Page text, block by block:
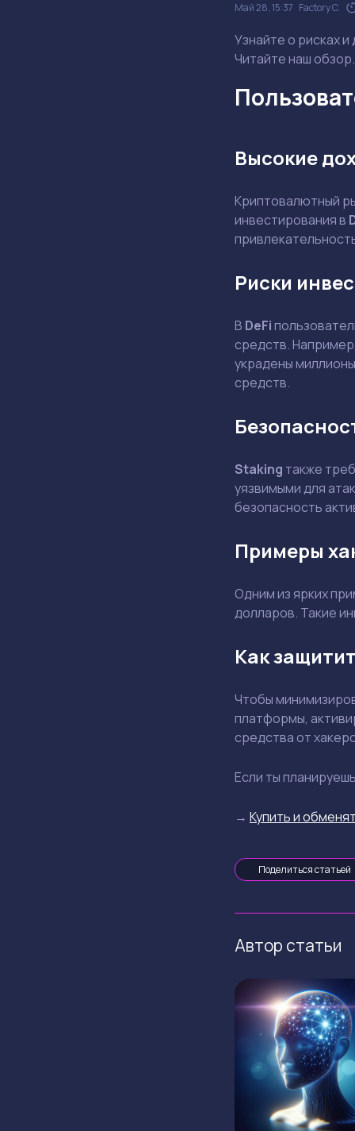
Май 28, 15:37 Factory C.
Узнайте о рисках
Читайте наш обзор.
Высокие
Криптовалютный
инвестирования в
Риски
В DeFi
средств.
украдены
средств.
Staking также
уязвимыми для
безопасность
Примеры
Одним из ярких
долларов. Такие
Как
Чтобы
платформы,
средства от
Если ты
→ Купить и
Поделиться статьей
Автор статьи